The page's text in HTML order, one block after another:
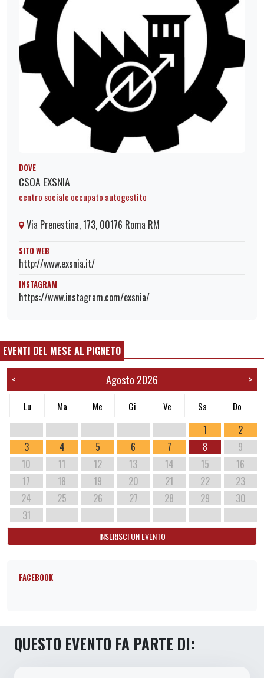
DOVE
CSOA EXSNIA
centro sociale occupato autogestito
Via Prenestina, 173, 00176 Roma RM
SITO WEB
http://www.exsnia.it/
INSTAGRAM
https://www.instagram.com/exsnia/
EVENTI DEL MESE AL PIGNETO
< Agosto 2026 >
Lu Ma Me Gi Ve Sa Do
1
2
3
4 5 6 7 8
9
10
11 12 13 14 15
16
17
18 19 20 21 22
23
24
25 26 27 28 29
30
31
INSERISCI UN EVENTO
FACEBOOK
QUESTO EVENTO FA PARTE DI: